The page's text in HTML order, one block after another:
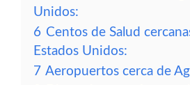
Unidos:
6 Centos de Salud
Estados Unidos:
7 Aeropuertos cerca de